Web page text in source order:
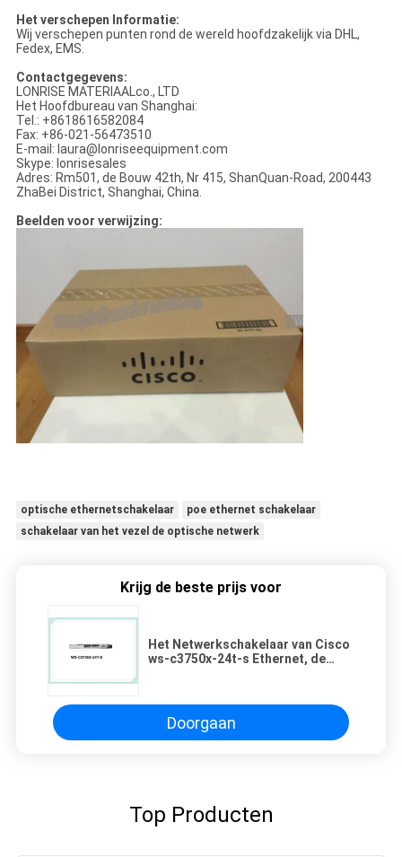
Het verschepen Informatie:
Wij verschepen punten rond de wereld hoofdzakelijk via DHL,
Fedex, EMS.
Contactgegevens:
LONRISE MATERIAALco., LTD
Het Hoofdbureau van Shanghai:
Tel.: +8618616582084
Fax: +86-021-56473510
E-mail: laura@lonriseequipment.com
Skype: lonrisesales
Adres: Rm501, de Bouw 42th, Nr 415, ShanQuan-Road, 200443
ZhaBei District, Shanghai, China.
Beelden voor verwijzing:
optische ethernetschakelaar
poe ethernet schakelaar
schakelaar van het vezel de optische netwerk
Krijg de beste prijs voor
Het Netwerkschakelaar van Cisco
ws-c3750x-24t-s Ethernet, de
Doorgaan
Top Producten